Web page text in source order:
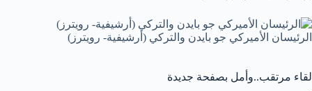
الرئيسان الأميركي جو بايدن والتركي (أرشيفية- رويترز)
لقاء مرتقب..وأمل بصفحة جديدة